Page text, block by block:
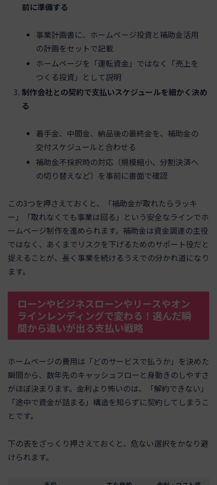
前に準備する
事業計画書に、ホームページ投資と補助金活用
の計画をセットで記載
ホームページを「運転資金」ではなく「売上を
つくる投資」として説明
制作会社との契約で支払いスケジュールを細かく決め
る
着手金、中間金、納品後の最終金を、補助金の
交付スケジュールと合わせる
補助金不採択時の対応（規模縮小、分割決済へ
の切り替えなど）を事前に書面で確認
この3つを押さえておくと、「補助金が取れたらラッキ
ー」「取れなくても事業は回る」という安全なラインでホ
ームページ制作を進められます。補助金は資金調達の主役
ではなく、あくまでリスクを下げるためのサポート役だと
捉えることが、長く事業を続けるうえでの分かれ道になり
ます。
ローンやビジネスローンやリースやオン
ラインレンディングで変わる！選んだ瞬
間から違いが出る支払い戦略
ホームページの費用は「どのサービスで払うか」を決めた
瞬間から、数年先のキャッシュフローと身動きのしやすさ
がほぼ決まります。金利より怖いのは、「解約できない」
「途中で資金が詰まる」構造を知らずに契約してしまうこ
とです。
下の表をざっくり押さえておくと、危ない選択をかなり避
けられます。